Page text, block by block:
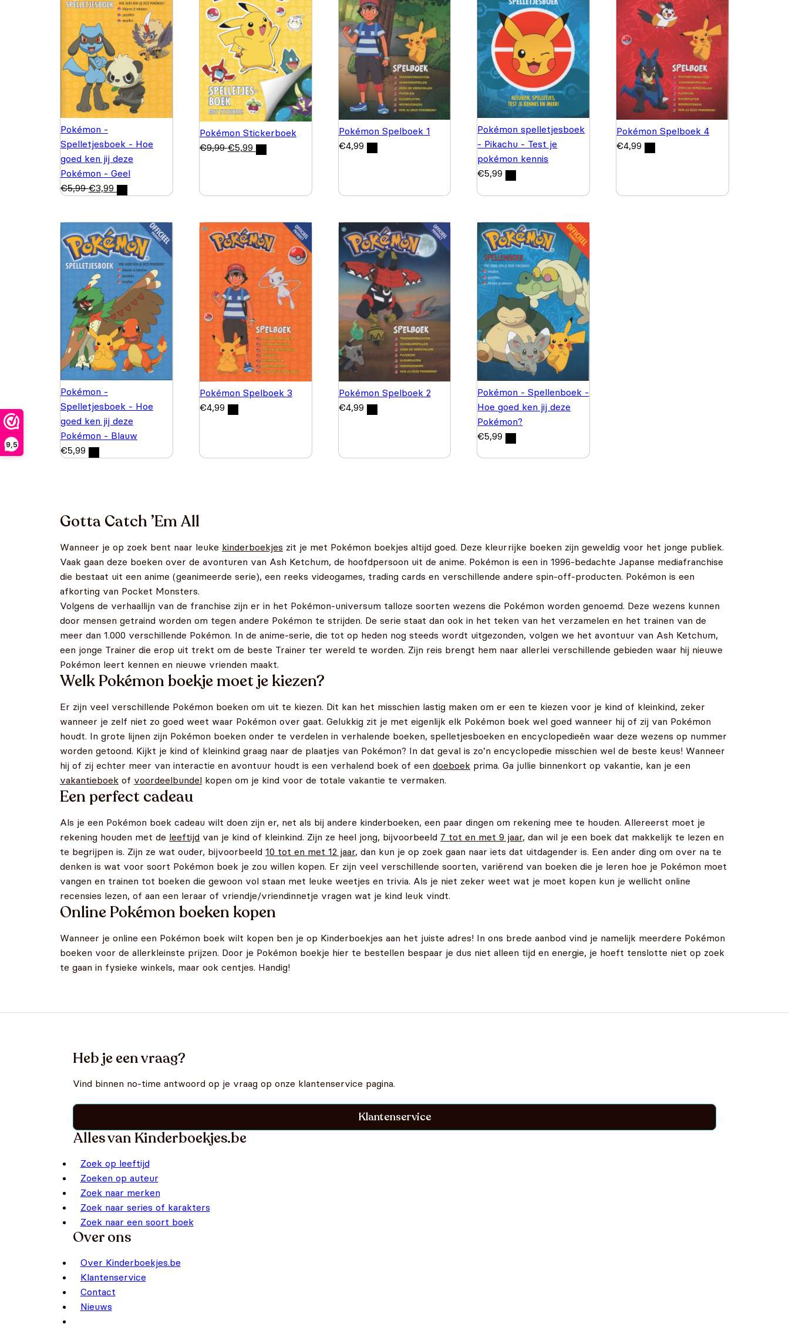
9,5
Pokémon -
Spelletjesboek - Hoe
goed ken jij deze
Pokémon - Geel
€5,99 €3,99
Pokémon Stickerboek
€9,99 €5,99
Pokémon Spelboek 1
€4,99
Pokémon spelletjesboek
- Pikachu - Test je
pokémon kennis
€5,99
Pokémon Spelboek 4
€4,99
Pokémon -
Spelletjesboek - Hoe
goed ken jij deze
Pokémon - Blauw
€5,99
Pokémon Spelboek 3
€4,99
Pokémon Spelboek 2
€4,99
Pokémon - Spellenboek -
Hoe goed ken jij deze
Pokémon?
€5,99
Gotta Catch ’Em All
Wanneer je op zoek bent naar leuke kinderboekjes zit je met Pokémon boekjes altijd goed. Deze kleurrijke boeken zijn geweldig voor het jonge publiek.
Vaak gaan deze boeken over de avonturen van Ash Ketchum, de hoofdpersoon uit de anime. Pokémon is een in 1996-bedachte Japanse mediafranchise
die bestaat uit een anime (geanimeerde serie), een reeks videogames, trading cards en verschillende andere spin-off-producten. Pokémon is een
afkorting van Pocket Monsters.
Volgens de verhaallijn van de franchise zijn er in het Pokémon-universum talloze soorten wezens die Pokémon worden genoemd. Deze wezens kunnen
door mensen getraind worden om tegen andere Pokémon te strijden. De serie staat dan ook in het teken van het verzamelen en het trainen van de
meer dan 1.000 verschillende Pokémon. In de anime-serie, die tot op heden nog steeds wordt uitgezonden, volgen we het avontuur van Ash Ketchum,
een jonge Trainer die erop uit trekt om de beste Trainer ter wereld te worden. Zijn reis brengt hem naar allerlei verschillende gebieden waar hij nieuwe
Pokémon leert kennen en nieuwe vrienden maakt.
Welk Pokémon boekje moet je kiezen?
Er zijn veel verschillende Pokémon boeken om uit te kiezen. Dit kan het misschien lastig maken om er een te kiezen voor je kind of kleinkind, zeker
wanneer je zelf niet zo goed weet waar Pokémon over gaat. Gelukkig zit je met eigenlijk elk Pokémon boek wel goed wanneer hij of zij van Pokémon
houdt. In grote lijnen zijn Pokémon boeken onder te verdelen in verhalende boeken, spelletjesboeken en encyclopedieën waar deze wezens op nummer
worden getoond. Kijkt je kind of kleinkind graag naar de plaatjes van Pokémon? In dat geval is zo’n encyclopedie misschien wel de beste keus! Wanneer
hij of zij echter meer van interactie en avontuur houdt is een verhalend boek of een doeboek prima. Ga jullie binnenkort op vakantie, kan je een
vakantieboek of voordeelbundel kopen om je kind voor de totale vakantie te vermaken.
Een perfect cadeau
Als je een Pokémon boek cadeau wilt doen zijn er, net als bij andere kinderboeken, een paar dingen om rekening mee te houden. Allereerst moet je
rekening houden met de leeftijd van je kind of kleinkind. Zijn ze heel jong, bijvoorbeeld 7 tot en met 9 jaar, dan wil je een boek dat makkelijk te lezen en
te begrijpen is. Zijn ze wat ouder, bijvoorbeeld 10 tot en met 12 jaar, dan kun je op zoek gaan naar iets dat uitdagender is. Een ander ding om over na te
denken is wat voor soort Pokémon boek je zou willen kopen. Er zijn veel verschillende soorten, variërend van boeken die je leren hoe je Pokémon moet
vangen en trainen tot boeken die gewoon vol staan met leuke weetjes en trivia. Als je niet zeker weet wat je moet kopen kun je wellicht online
recensies lezen, of aan een leraar of vriendje/vriendinnetje vragen wat je kind leuk vindt.
Online Pokémon boeken kopen
Wanneer je online een Pokémon boek wilt kopen ben je op Kinderboekjes aan het juiste adres! In ons brede aanbod vind je namelijk meerdere Pokémon
boeken voor de allerkleinste prijzen. Door je Pokémon boekje hier te bestellen bespaar je dus niet alleen tijd en energie, je hoeft tenslotte niet op zoek
te gaan in fysieke winkels, maar ook centjes. Handig!
Heb je een vraag?
Vind binnen no-time antwoord op je vraag op onze klantenservice pagina.
Klantenservice
Alles van Kinderboekjes.be
Zoek op leeftijd
Zoeken op auteur
Zoek naar merken
Zoek naar series of karakters
Zoek naar een soort boek
Over ons
Over Kinderboekjes.be
Klantenservice
Contact
Nieuws